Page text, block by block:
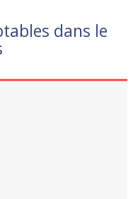
dans le